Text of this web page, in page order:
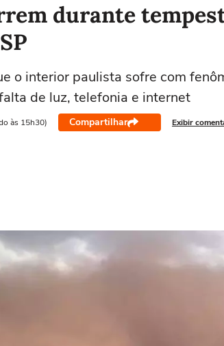
durante
o interior paulista sofre com
de luz, telefonia e internet
às 15h30) Compartilhar Exibir